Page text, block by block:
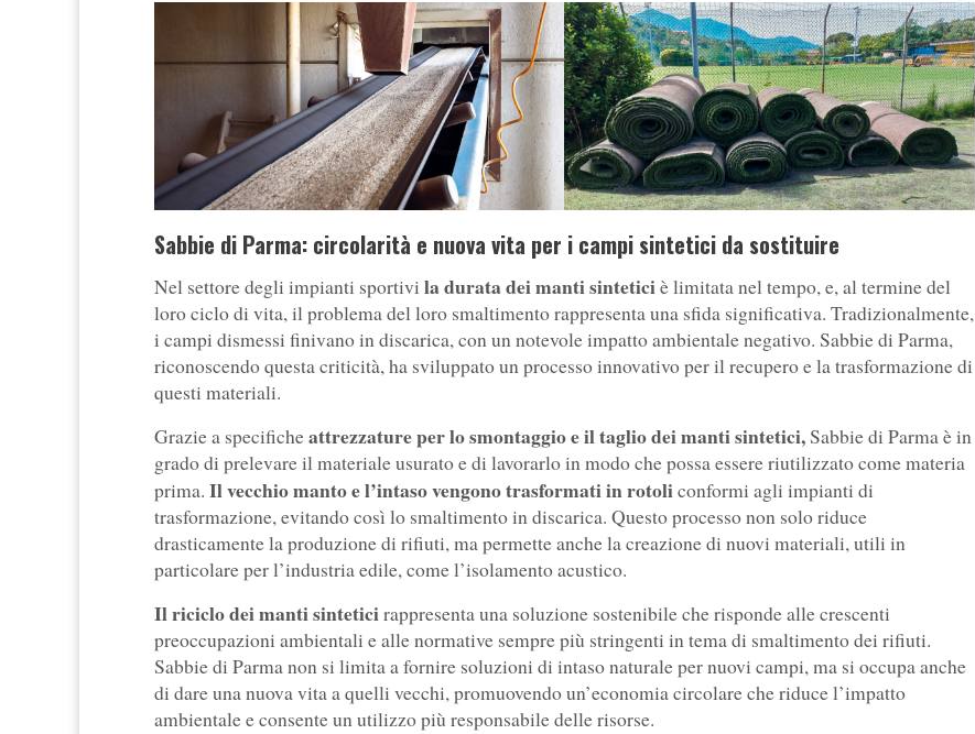
Sabbie di Parma: circolarità e nuova vita per i campi sintetici da sostituire
Nel settore degli impianti sportivi la durata dei manti sinteticiè limitata nel tempo, e, al termine del
loro ciclo di vita, il problema del loro smaltimento rappresenta una sfida significativa. Tradizionalmente,
i campi dismessi finivano in discarica, con un notevole impatto ambientale negativo. Sabbie di Parma,
riconoscendo questa criticità, ha sviluppato un processo innovativo per il recupero e la trasformazione di
questi materiali.
Grazie a specificheattrezzature per lo smontaggio e il taglio dei manti sintetici,Sabbie di Parma è in
grado di prelevare il materiale usurato e di lavorarlo in modo che possa essere riutilizzato come materia
prima. Il vecchio manto e l’intaso vengono trasformati in rotoliconformi agli impianti di
trasformazione, evitando così lo smaltimento in discarica. Questo processo non solo riduce
drasticamente la produzione di rifiuti, ma permette anche la creazione di nuovi materiali, utili in
particolare per l’industria edile, come l’isolamento acustico.
Il riciclo dei manti sinteticirappresenta una soluzione sostenibile che risponde alle crescenti
preoccupazioni ambientali e alle normative sempre più stringenti in tema di smaltimento dei rifiuti.
Sabbie di Parma non si limita a fornire soluzioni di intaso naturale per nuovi campi, ma si occupa anche
di dare una nuova vita a quelli vecchi, promuovendo un’economia circolare che riduce l’impatto
ambientale e consente un utilizzo più responsabile delle risorse.